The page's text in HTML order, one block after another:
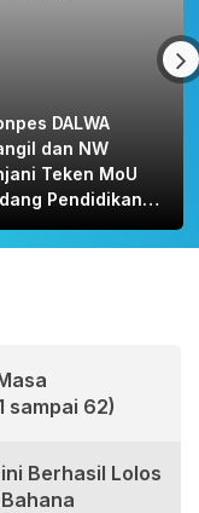
DALWA
dan NW
Teken MoU
Pendidikan
sampai 62)
Berhasil Lolos